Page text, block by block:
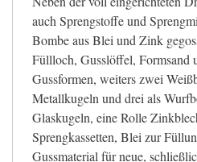
auch Sprengstoffe und
Bombe aus Blei und Zink
Füllloch, Gusslöffel, Formsand
Gussformen, weiters zwei
Metallkugeln und drei als
Glaskugeln, eine Rolle
Sprengkassetten, Blei zur
Gussmaterial für neue,